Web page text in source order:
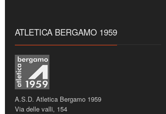
ATLETICA BERGAMO 1959
A.S.D. Atletica Bergamo 1959
Via delle valli, 154